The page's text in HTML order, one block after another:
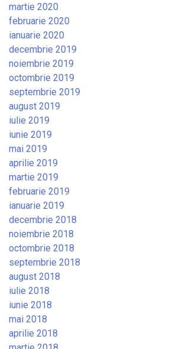
martie 2020
februarie 2020
ianuarie 2020
decembrie 2019
noiembrie 2019
octombrie 2019
septembrie 2019
august 2019
iulie 2019
iunie 2019
mai 2019
aprilie 2019
martie 2019
februarie 2019
ianuarie 2019
decembrie 2018
noiembrie 2018
octombrie 2018
septembrie 2018
august 2018
iulie 2018
iunie 2018
mai 2018
aprilie 2018